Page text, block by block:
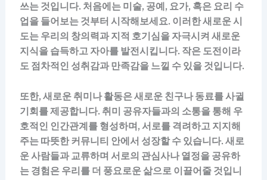
쓰는 것입니다. 처음에는 미술, 공예, 요가, 혹은 요리 수
업을 들어보는 것부터 시작해보세요. 이러한 새로운 시
도는 우리의 창의력과 지적 호기심을 자극시켜 새로운
지식을 습득하고 자아를 발전시킵니다. 작은 도전이라
도 점차적인 성취감과 만족감을 느낄 수 있을 것입니다.
또한, 새로운 취미나 활동은 새로운 친구나 동료를 사귈
기회를 제공합니다. 취미 공유자들과의 소통을 통해 우
호적인 인간관계를 형성하며, 서로를 격려하고 지지해
주는 따뜻한 커뮤니티 안에서 성장할 수 있습니다. 새로
운 사람들과 교류하며 서로의 관심사나 열정을 공유하
는 경험은 우리를 더 풍요로운 삶으로 이끌어줄 것입니